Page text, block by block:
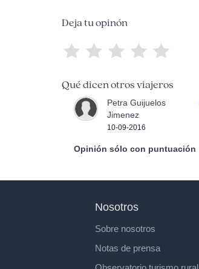
Deja tu opinón
Qué dicen otros viajeros
Petra Guijuelos
Jimenez
10-09-2016
Opinión sólo con puntuación
Nosotros
Sobre nosotros
Notas de prensa